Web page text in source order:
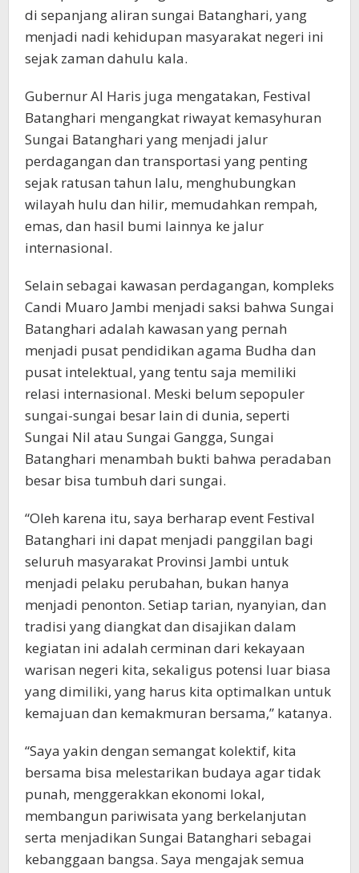
di sepanjang aliran sungai Batanghari, yang
menjadi nadi kehidupan masyarakat negeri ini
sejak zaman dahulu kala.
Gubernur Al Haris juga mengatakan, Festival
Batanghari mengangkat riwayat kemasyhuran
Sungai Batanghari yang menjadi jalur
perdagangan dan transportasi yang penting
sejak ratusan tahun lalu, menghubungkan
wilayah hulu dan hilir, memudahkan rempah,
emas, dan hasil bumi lainnya ke jalur
internasional.
Selain sebagai kawasan perdagangan, kompleks
Candi Muaro Jambi menjadi saksi bahwa Sungai
Batanghari adalah kawasan yang pernah
menjadi pusat pendidikan agama Budha dan
pusat intelektual, yang tentu saja memiliki
relasi internasional. Meski belum sepopuler
sungai-sungai besar lain di dunia, seperti
Sungai Nil atau Sungai Gangga, Sungai
Batanghari menambah bukti bahwa peradaban
besar bisa tumbuh dari sungai.
“Oleh karena itu, saya berharap event Festival
Batanghari ini dapat menjadi panggilan bagi
seluruh masyarakat Provinsi Jambi untuk
menjadi pelaku perubahan, bukan hanya
menjadi penonton. Setiap tarian, nyanyian, dan
tradisi yang diangkat dan disajikan dalam
kegiatan ini adalah cerminan dari kekayaan
warisan negeri kita, sekaligus potensi luar biasa
yang dimiliki, yang harus kita optimalkan untuk
kemajuan dan kemakmuran bersama,” katanya.
“Saya yakin dengan semangat kolektif, kita
bersama bisa melestarikan budaya agar tidak
punah, menggerakkan ekonomi lokal,
membangun pariwisata yang berkelanjutan
serta menjadikan Sungai Batanghari sebagai
kebanggaan bangsa. Saya mengajak semua